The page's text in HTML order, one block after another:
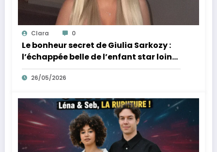
Clara 0
Le bonheur secret de Giulia Sarkozy :
l’échappée belle de l’enfant star loin
des tumultes familiaux.
26/05/2026